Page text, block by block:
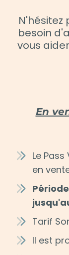
N'hésitez
besoin
vous
En
Le
en
Tarif
Il est